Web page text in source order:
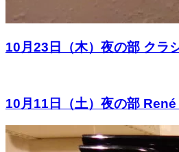
10月23日（木）夜の部 クラ
10月11日（土）夜の部 René